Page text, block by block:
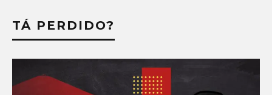
TÁ PERDIDO?